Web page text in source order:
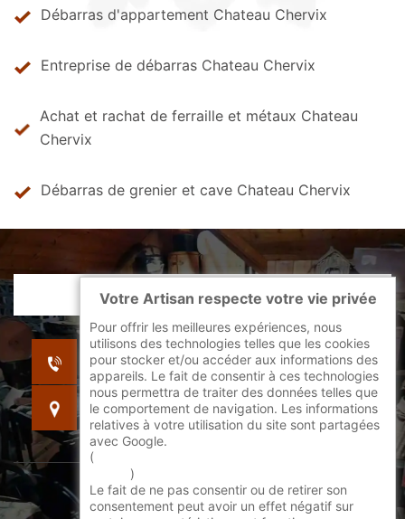
Débarras d'appartement Chateau Chervix
Entreprise de débarras Chateau Chervix
Achat et rachat de ferraille et métaux Chateau
Chervix
Débarras de grenier et cave Chateau Chervix
indisponible
indisponible
indisponible
©2022 - 2026 Tout droit réservé -
Votre Artisan respecte votre vie privée
Pour offrir les meilleures expériences, nous
utilisons des technologies telles que les cookies
pour stocker et/ou accéder aux informations des
appareils. Le fait de consentir à ces technologies
nous permettra de traiter des données telles que
le comportement de navigation. Les informations
relatives à votre utilisation du site sont partagées
avec Google.
(
)
Le fait de ne pas consentir ou de retirer son
consentement peut avoir un effet négatif sur